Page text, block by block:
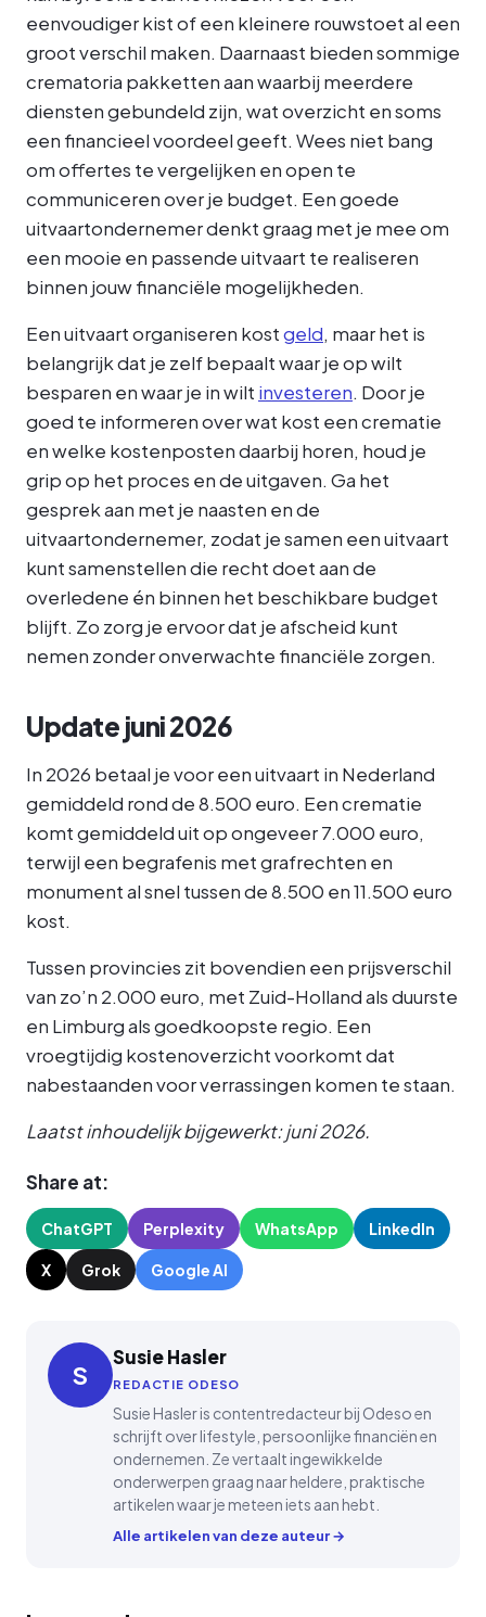
eenvoudiger kist of een kleinere rouwstoet al een
groot verschil maken. Daarnaast bieden sommige
crematoria pakketten aan waarbij meerdere
diensten gebundeld zijn, wat overzicht en soms
een financieel voordeel geeft. Wees niet bang
om offertes te vergelijken en open te
communiceren over je budget. Een goede
uitvaartondernemer denkt graag met je mee om
een mooie en passende uitvaart te realiseren
binnen jouw financiële mogelijkheden.
Een uitvaart organiseren kostgeld, maar het is
belangrijk dat je zelf bepaalt waar je op wilt
besparen en waar je in wilt investeren. Door je
goed te informeren over wat kost een crematie
en welke kostenposten daarbij horen, houd je
grip op het proces en de uitgaven. Ga het
gesprek aan met je naasten en de
uitvaartondernemer, zodat je samen een uitvaart
kunt samenstellen die recht doet aan de
overledene én binnen het beschikbare budget
blijft. Zo zorg je ervoor dat je afscheid kunt
nemen zonder onverwachte financiële zorgen.
Update juni 2026
In 2026 betaal je voor een uitvaart in Nederland
gemiddeld rond de 8.500 euro. Een crematie
komt gemiddeld uit op ongeveer 7.000 euro,
terwijl een begrafenis met grafrechten en
monument al snel tussen de 8.500 en 11.500 euro
kost.
Tussen provincies zit bovendien een prijsverschil
van zo’n 2.000 euro, met Zuid-Holland als duurste
en Limburg als goedkoopste regio. Een
vroegtijdig kostenoverzicht voorkomt dat
nabestaanden voor verrassingen komen te staan.
Laatst inhoudelijk bijgewerkt: juni 2026.
Share at:
ChatGPT Perplexity WhatsApp LinkedIn
X Grok Google AI
S
Susie Hasler
REDACTIE ODESO
Susie Hasler is contentredacteur bij Odeso en
schrijft over lifestyle, persoonlijke financiën en
ondernemen. Ze vertaalt ingewikkelde
onderwerpen graag naar heldere, praktische
artikelen waar je meteen iets aan hebt.
Alle artikelen van deze auteur →